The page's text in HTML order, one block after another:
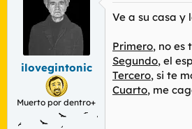
ilovegintonic
Muerto por dentro+
Ve a su casa y
Primero, no es
Segundo, el
Tercero, si te
Cuarto, me